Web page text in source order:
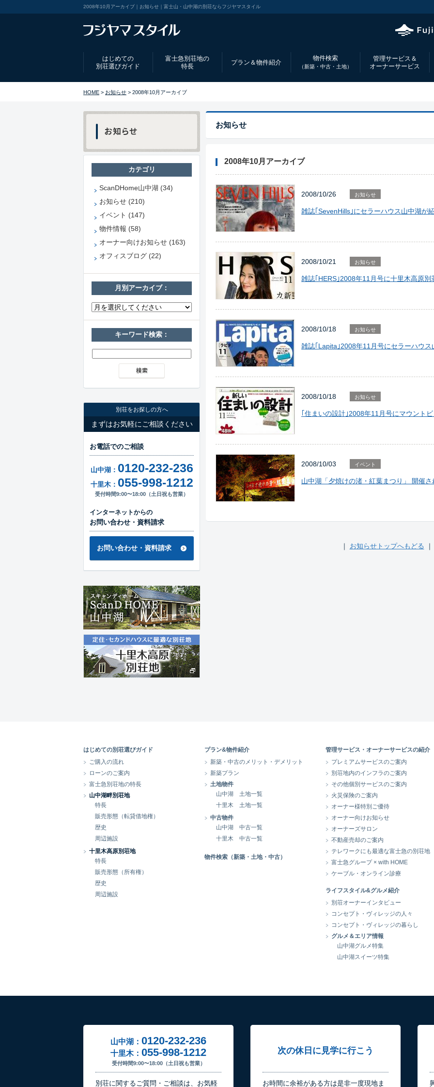
2008年10月アーカイブ｜お知らせ｜富士山・山中湖の別荘ならフジヤマスタイル
はじめての
別荘選びガイド
富士急別荘地の
特長
プラン＆物件紹介
物件検索
（新築・中古・土地）
管理サービス＆
オーナーサービス
HOME > お知らせ > 2008年10月アーカイブ
お知らせ
2008年10月アーカイブ
2008/10/26 お知らせ
雑誌｢SevenHills｣にセラーハウス山中湖が
2008/10/21 お知らせ
雑誌｢HERS｣2008年11月号に十里木高原
2008/10/18 お知らせ
雑誌｢Lapita｣2008年11月号にセラーハウ
2008/10/18 お知らせ
｢住まいの設計｣2008年11月号にマウント
2008/10/03 イベント
山中湖「夕焼けの渚・紅葉まつり」 開催さ
｜ お知らせトップへもどる ｜
カテゴリ
ScanDHome山中湖 (34)
お知らせ (210)
イベント (147)
物件情報 (58)
オーナー向けお知らせ (163)
オフィスブログ (22)
月別アーカイブ：
キーワード検索：
別荘をお探しの方へ
まずはお気軽にご相談ください
お電話でのご相談
山中湖： 0120-232-236
十里木： 055-998-1212
受付時間9:00〜18:00（土日祝も営業）
インターネットからの
お問い合わせ・資料請求
お問い合わせ・資料請求
はじめての別荘選びガイド
ご購入の流れ
ローンのご案内
富士急別荘地の特長
山中湖畔別荘地
特長
販売形態（転貸借地権）
歴史
周辺施設
十里木高原別荘地
特長
販売形態（所有権）
歴史
周辺施設
プラン&物件紹介
新築・中古のメリット・デメリット
新築プラン
土地物件
山中湖 土地一覧
十里木 土地一覧
中古物件
山中湖 中古一覧
十里木 中古一覧
物件検索（新築・土地・中古）
管理サービス・オーナーサービスの紹介
プレミアムサービスのご案内
別荘地内のインフラのご案内
その他個別サービスのご案内
火災保険のご案内
オーナー様特別ご優待
オーナー向けお知らせ
オーナーズサロン
不動産売却のご案内
テレワークにも最適な富士急の別荘地
富士急グループ × with HOME
ケーブル・オンライン診療
ライフスタイル&グルメ紹介
別荘オーナーインタビュー
コンセプト・ヴィレッジの人々
コンセプト・ヴィレッジの暮らし
グルメ＆エリア情報
山中湖グルメ特集
山中湖スイーツ特集
山中湖： 0120-232-236
十里木： 055-998-1212
受付時間9:00〜18:00（土日祝も営業）
別荘に関するご質問・ご相談は、お気軽
次の休日に見学に行こう
お時間に余裕がある方は是非一度現地ま